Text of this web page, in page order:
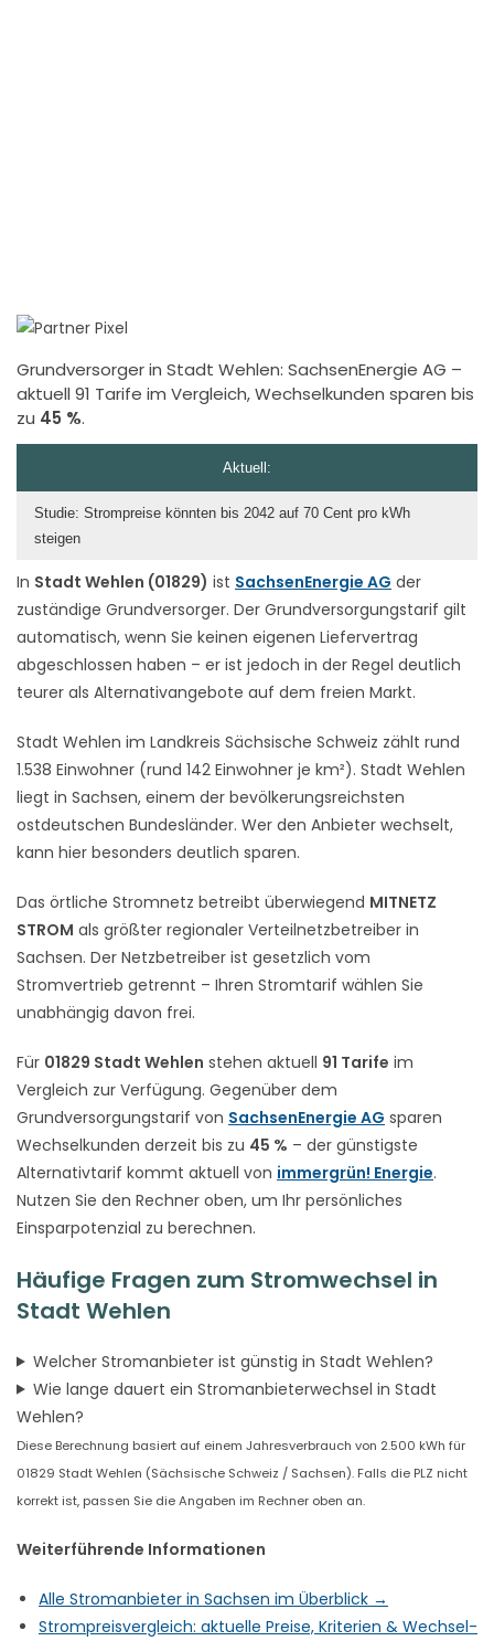
Grundversorger in Stadt Wehlen: SachsenEnergie AG –
aktuell 91 Tarife im Vergleich, Wechselkunden sparen bis
zu 45 %.
In Stadt Wehlen (01829) ist SachsenEnergie AG der
zuständige Grundversorger. Der Grundversorgungstarif gilt
automatisch, wenn Sie keinen eigenen Liefervertrag
abgeschlossen haben – er ist jedoch in der Regel deutlich
teurer als Alternativangebote auf dem freien Markt.
Stadt Wehlen im Landkreis Sächsische Schweiz zählt rund
1.538 Einwohner (rund 142 Einwohner je km²). Stadt Wehlen
liegt in Sachsen, einem der bevölkerungsreichsten
ostdeutschen Bundesländer. Wer den Anbieter wechselt,
kann hier besonders deutlich sparen.
Das örtliche Stromnetz betreibt überwiegend MITNETZ
STROM als größter regionaler Verteilnetzbetreiber in
Sachsen. Der Netzbetreiber ist gesetzlich vom
Stromvertrieb getrennt – Ihren Stromtarif wählen Sie
unabhängig davon frei.
Für 01829 Stadt Wehlen stehen aktuell 91 Tarife im
Vergleich zur Verfügung. Gegenüber dem
Grundversorgungstarif von SachsenEnergie AG sparen
Wechselkunden derzeit bis zu 45 % – der günstigste
Alternativtarif kommt aktuell von immergrün! Energie.
Nutzen Sie den Rechner oben, um Ihr persönliches
Einsparpotenzial zu berechnen.
Häufige Fragen zum Stromwechsel in
Stadt Wehlen
Welcher Stromanbieter ist günstig in Stadt Wehlen?
Wie lange dauert ein Stromanbieterwechsel in Stadt
Wehlen?
Diese Berechnung basiert auf einem Jahresverbrauch von 2.500 kWh für
01829 Stadt Wehlen (Sächsische Schweiz / Sachsen). Falls die PLZ nicht
korrekt ist, passen Sie die Angaben im Rechner oben an.
Weiterführende Informationen
Alle Stromanbieter in Sachsen im Überblick →
Strompreisvergleich: aktuelle Preise, Kriterien & Wechsel-
Aktuell:
Studie: Strompreise könnten bis 2042 auf 70 Cent pro kWh
steigen